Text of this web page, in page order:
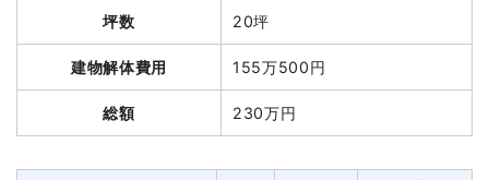
建物解体費用 20万8,000円
総額 216万7,000円
品名
鉄骨造倉庫12坪1階建て
12坪 43,064円
516,764円
坪数 20坪
建物解体費用 155万500円
総額 230万円